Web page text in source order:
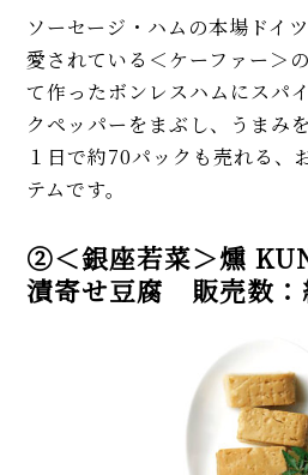
ソーセージ・ハムの本場ドイ
愛されている＜ケーファー＞
て作ったボンレスハムにスパ
クペッパーをまぶし、うまみ
１日で約70パックも売れる、
テムです。
②＜銀座若菜＞燻
漬寄せ豆腐 販売数：